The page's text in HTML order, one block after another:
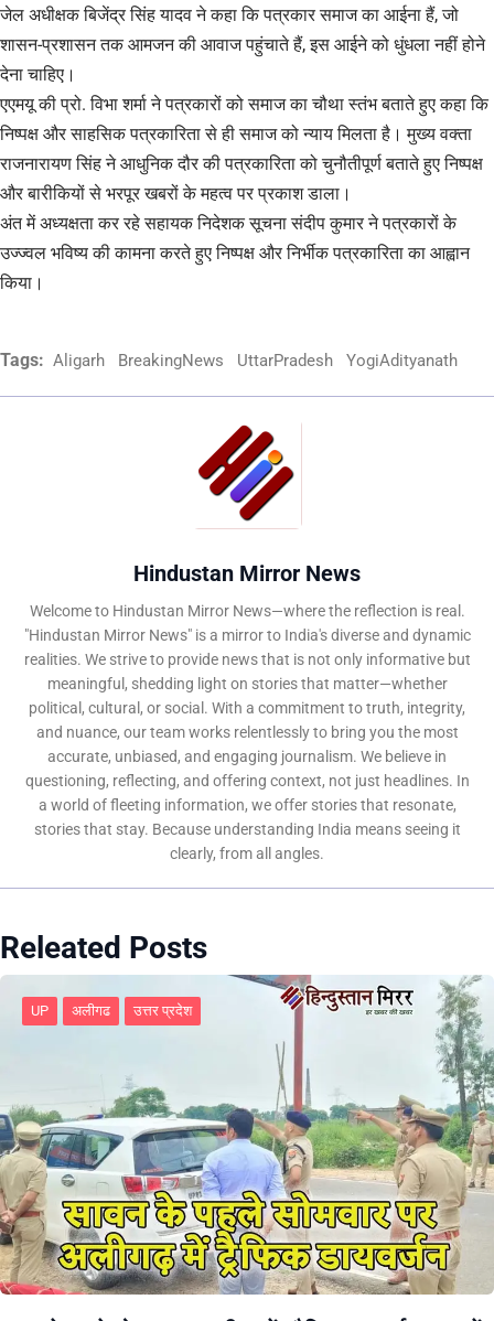
जेल अधीक्षक बिजेंद्र सिंह यादव ने कहा कि पत्रकार समाज का आईना हैं, जो
शासन-प्रशासन तक आमजन की आवाज पहुंचाते हैं, इस आईने को धुंधला नहीं होने
देना चाहिए।
एएमयू की प्रो. विभा शर्मा ने पत्रकारों को समाज का चौथा स्तंभ बताते हुए कहा कि
निष्पक्ष और साहसिक पत्रकारिता से ही समाज को न्याय मिलता है। मुख्य वक्ता
राजनारायण सिंह ने आधुनिक दौर की पत्रकारिता को चुनौतीपूर्ण बताते हुए निष्पक्ष
और बारीकियों से भरपूर खबरों के महत्व पर प्रकाश डाला।
अंत में अध्यक्षता कर रहे सहायक निदेशक सूचना संदीप कुमार ने पत्रकारों के
उज्ज्वल भविष्य की कामना करते हुए निष्पक्ष और निर्भीक पत्रकारिता का आह्वान
किया।
Tags: Aligarh BreakingNews UttarPradesh YogiAdityanath
Hindustan Mirror News
Welcome to Hindustan Mirror News—where the reflection is real.
"Hindustan Mirror News" is a mirror to India's diverse and dynamic
realities. We strive to provide news that is not only informative but
meaningful, shedding light on stories that matter—whether
political, cultural, or social. With a commitment to truth, integrity,
and nuance, our team works relentlessly to bring you the most
accurate, unbiased, and engaging journalism. We believe in
questioning, reflecting, and offering context, not just headlines. In
a world of fleeting information, we offer stories that resonate,
stories that stay. Because understanding India means seeing it
clearly, from all angles.
Releated Posts
UP अलीगढ उत्तर प्रदेश